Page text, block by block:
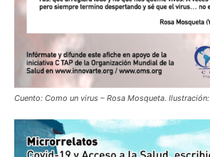
Cuento: Como un virus – Rosa Mosqueta. Ilustración: